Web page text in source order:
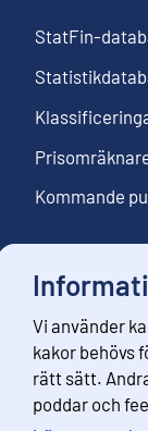
Vi använder
kakor behövs
rätt sätt.
poddar och
StatFin-
Kommande
Följ oss
Beställ